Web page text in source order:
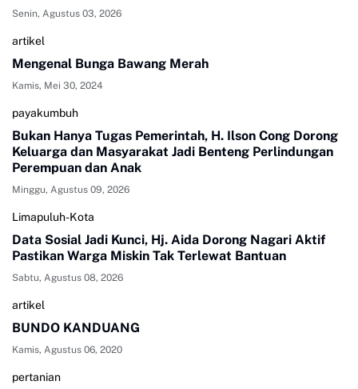
Senin, Agustus 03, 2026
artikel
Mengenal Bunga Bawang Merah
Kamis, Mei 30, 2024
payakumbuh
Bukan Hanya Tugas Pemerintah, H. Ilson Cong Dorong
Keluarga dan Masyarakat Jadi Benteng Perlindungan
Perempuan dan Anak
Minggu, Agustus 09, 2026
Limapuluh-Kota
Data Sosial Jadi Kunci, Hj. Aida Dorong Nagari Aktif
Pastikan Warga Miskin Tak Terlewat Bantuan
Sabtu, Agustus 08, 2026
artikel
BUNDO KANDUANG
Kamis, Agustus 06, 2020
pertanian